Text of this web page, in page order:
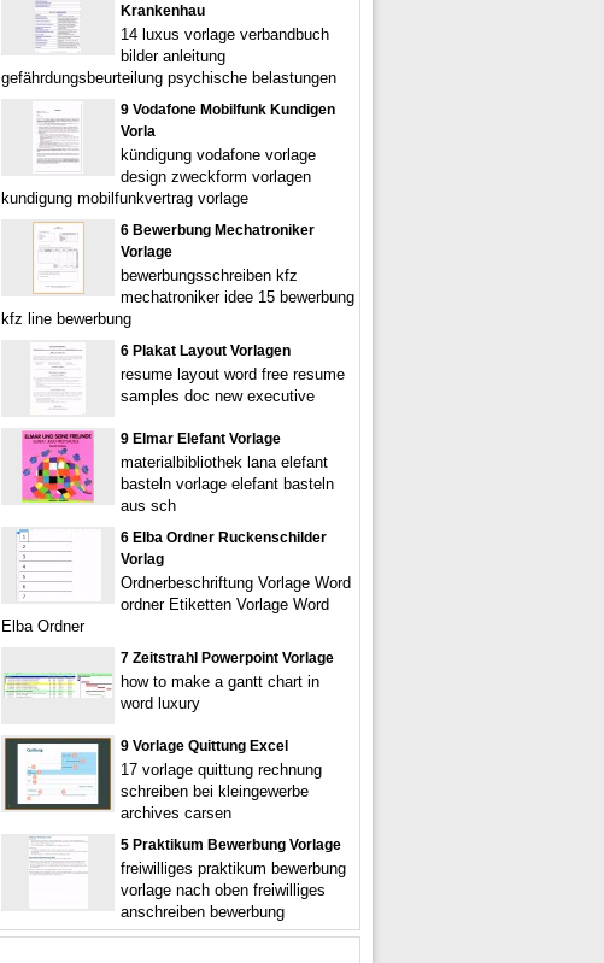
Krankenhau
14 luxus vorlage verbandbuch
bilder anleitung
gefährdungsbeurteilung psychische belastungen
9 Vodafone Mobilfunk Kundigen
Vorla
kündigung vodafone vorlage
design zweckform vorlagen
kundigung mobilfunkvertrag vorlage
6 Bewerbung Mechatroniker
Vorlage
bewerbungsschreiben kfz
mechatroniker idee 15 bewerbung
kfz line bewerbung
6 Plakat Layout Vorlagen
resume layout word free resume
samples doc new executive
9 Elmar Elefant Vorlage
materialbibliothek lana elefant
basteln vorlage elefant basteln
aus sch
6 Elba Ordner Ruckenschilder
Vorlag
Ordnerbeschriftung Vorlage Word
ordner Etiketten Vorlage Word
Elba Ordner
7 Zeitstrahl Powerpoint Vorlage
how to make a gantt chart in
word luxury
9 Vorlage Quittung Excel
17 vorlage quittung rechnung
schreiben bei kleingewerbe
archives carsen
5 Praktikum Bewerbung Vorlage
freiwilliges praktikum bewerbung
vorlage nach oben freiwilliges
anschreiben bewerbung